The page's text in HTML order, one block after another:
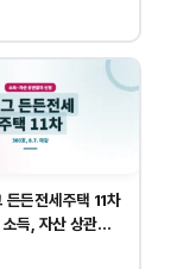
든든전세주택 11차
득, 자산 상관없
.